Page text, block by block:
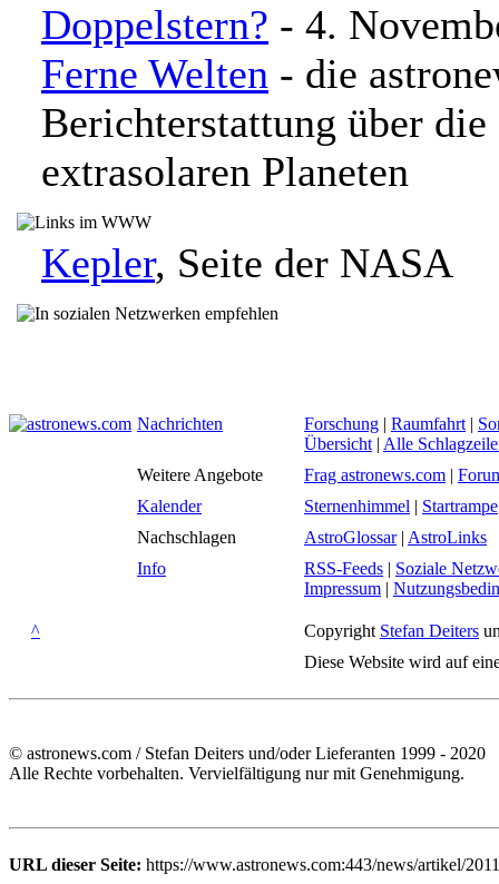
Doppelstern? - 4.
Ferne Welten - die
Berichterstattung über die
extrasolaren Planeten
Kepler, Seite der NASA
Nachrichten Forschung | Raumfahrt |
Übersicht | Alle
Weitere Angebote
Frag astronews.com |
Kalender
Sternenhimmel | Startrampe
Nachschlagen
AstroGlossar| AstroLinks
Info
RSS-Feeds | Soziale
Impressum |
^ Copyright Stefan Deiters
Diese Website wird auf
© astronews.com / Stefan Deiters und/oder Lieferanten 1999 - 2020
Alle Rechte vorbehalten. Vervielfältigung nur mit Genehmigung.
URL dieser Seite: https://www.astronews.com:443/news/artikel/